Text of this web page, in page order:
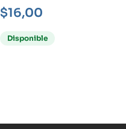
CUANDO LLEGAS Y TE
VAS
$16,00
Disponible